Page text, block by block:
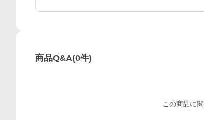
商品Q&A(0件)
この商品に